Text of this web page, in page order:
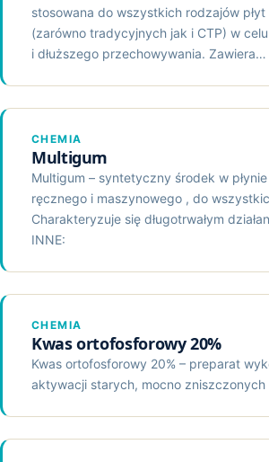
stosowana do wszystkich rodzajów
(zarówno tradycyjnych jak i CTP) w
i dłuższego przechowywania. Zawiera…
CHEMIA
Multigum
Multigum – syntetyczny środek w
ręcznego i maszynowego , do
Charakteryzuje się długotrwałym
INNE:
CHEMIA
Kwas ortofosforowy 20%
Kwas ortofosforowy 20% – preparat
aktywacji starych, mocno zniszczonych